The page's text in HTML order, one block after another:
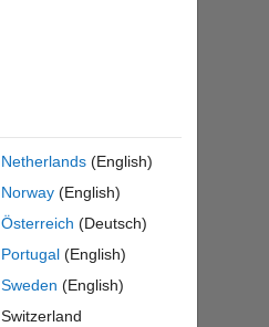
Netherlands (English)
Norway (English)
Österreich (Deutsch)
Portugal (English)
Sweden (English)
Switzerland